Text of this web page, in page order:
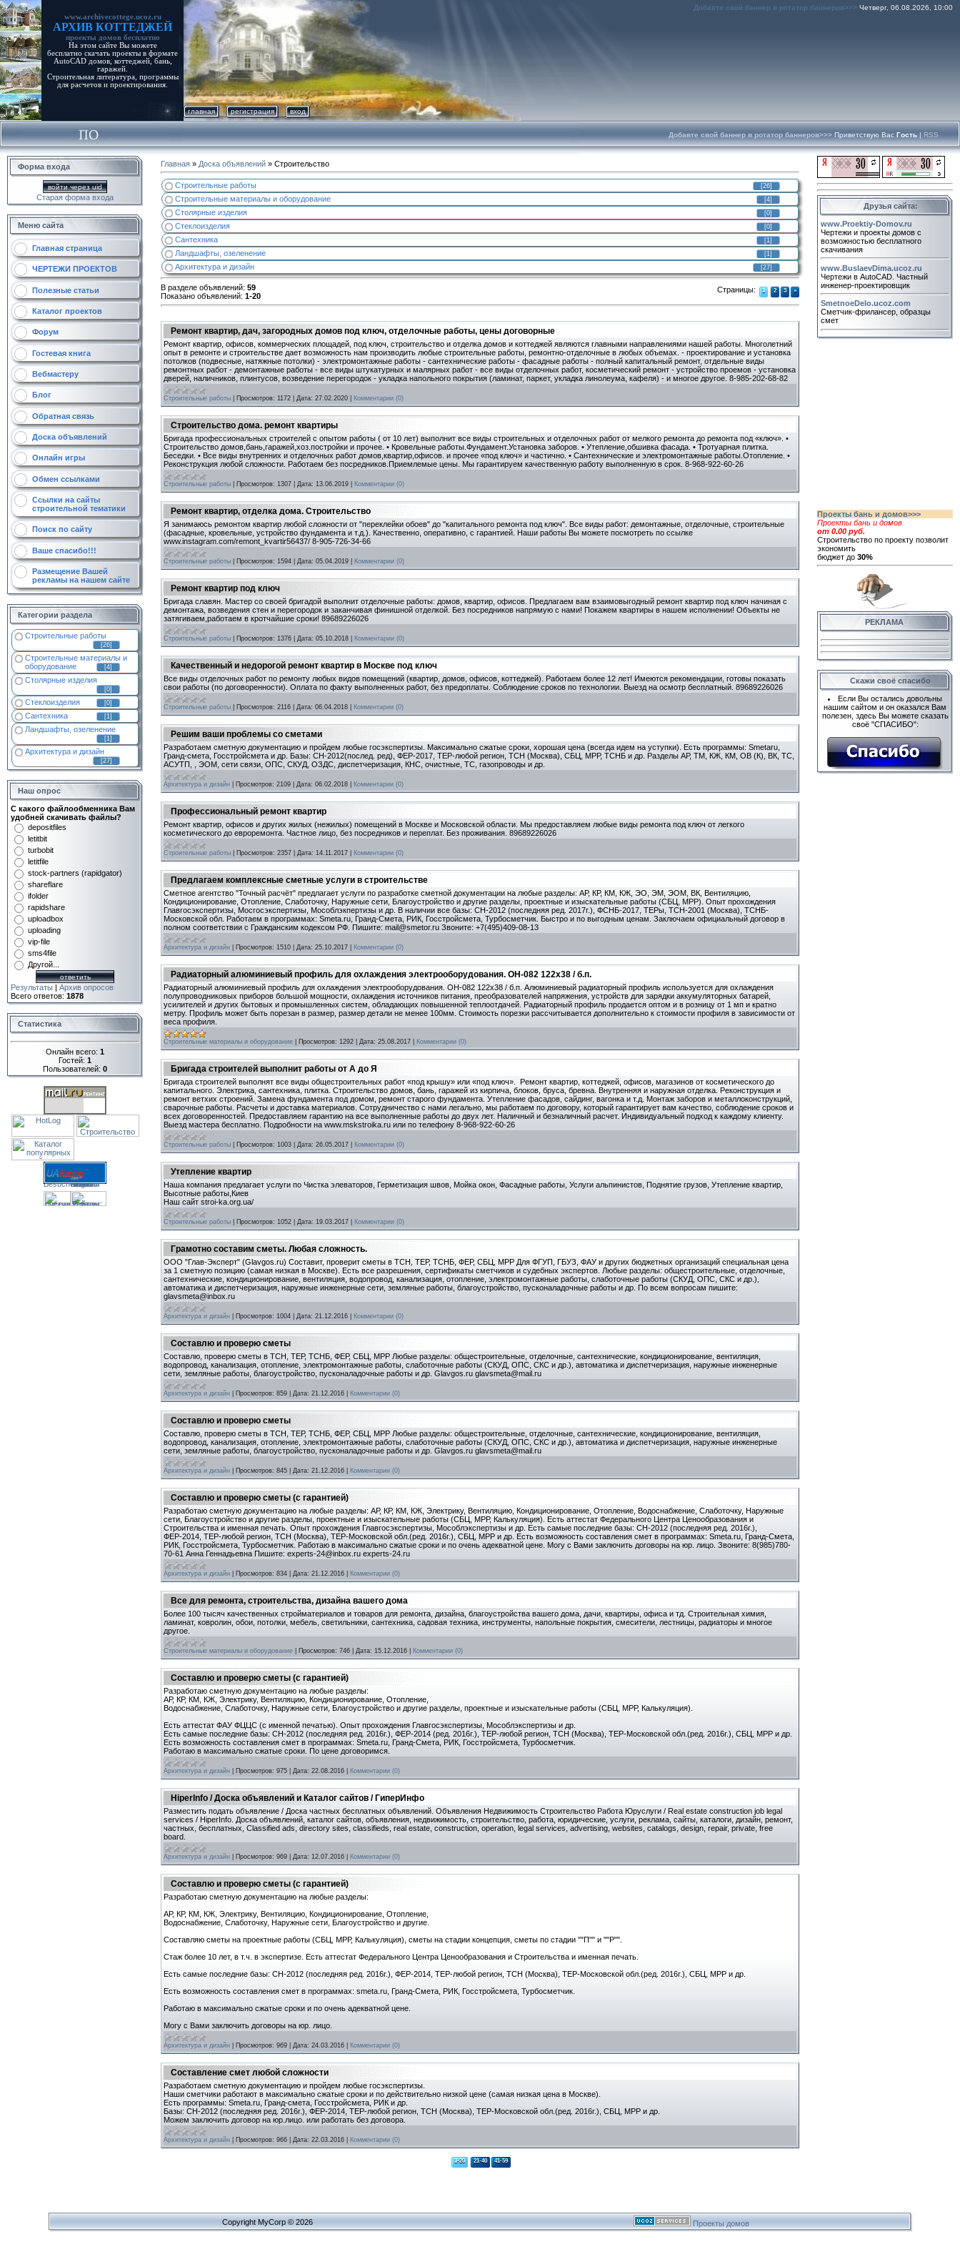
www.archivecottege.ucoz.ru
АРХИВ КОТТЕДЖЕЙ
проекты домов бесплатно
На этом сайте Вы можете
бесплатно скачать проекты в формате
AutoCAD домов, коттеджей, бань,
гаражей.
Строительная литература, программы
для расчетов и проектирования.
Добавте свой баннер в ротатор баннеров>>> Четверг, 06.08.2026, 10:00
главная регистрация вход
Добавте свой баннер в ротатор баннеров>>> Приветствую Вас Гость | RSS
Форма входа
войти через uid
Старая форма входа
Меню сайта
Главная страница
ЧЕРТЕЖИ ПРОЕКТОВ
Полезные статьи
Каталог проектов
Форум
Гостевая книга
Вебмастеру
Блог
Обратная связь
Доска объявлений
Онлайн игры
Обмен ссылками
Ссылки на сайты
строительной тематики
Поиск по сайту
Ваше спасибо!!!
Размещение Вашей
рекламы на нашем сайте
Категории раздела
Строительные работы
[26]
Строительные материалы и
оборудование
[4]
Столярные изделия
[0]
Стеклоизделия [0]
Сантехника [1]
Ландшафты, озеленение
[1]
Архитектура и дизайн
[27]
Наш опрос
С какого файлообменника Вам
удобней скачивать файлы?
depositfiles
letitbit
turbobit
letitfile
stock-partners (rapidgator)
shareflare
ifolder
rapidshare
uploadbox
uploading
vip-file
sms4file
Другой...
Результаты | Архив опросов
Всего ответов: 1878
Статистика
Онлайн всего: 1
Гостей: 1
Пользователей: 0
Главная » Доска объявлений » Строительство
Строительные работы [26]
Строительные материалы и оборудование [4]
Столярные изделия [0]
Стеклоизделия [0]
Сантехника [1]
Ландшафты, озеленение [1]
Архитектура и дизайн [27]
В разделе объявлений: 59
Показано объявлений: 1-20
Страницы: 1 2 3 »
Ремонт квартир, дач, загородных домов под ключ, отделочные работы, цены договорные
Ремонт квартир, офисов, коммерческих площадей, под ключ, строительство и отделка домов и коттеджей являются главными направлениями нашей работы. Многолетний
опыт в ремонте и строительстве дает возможность нам производить любые строительные работы, ремонтно-отделочные в любых объемах. - проектирование и установка
потолков (подвесные, натяжные потолки) - электромонтажные работы - сантехнические работы - фасадные работы - полный капитальный ремонт, отдельные виды
ремонтных работ - демонтажные работы - все виды штукатурных и малярных работ - все виды отделочных работ, косметический ремонт - устройство проемов - установка
дверей, наличников, плинтусов, возведение перегородок - укладка напольного покрытия (ламинат, паркет, укладка линолеума, кафеля) - и многое другое. 8-985-202-68-82
Строительные работы Просмотров: 1172 Дата: 27.02.2020 Комментарии (0)
Строительство дома. ремонт квартиры
Бригада профессиональных строителей с опытом работы ( от 10 лет) выполнит все виды строительных и отделочных работ от мелкого ремонта до ремонта под «ключ». •
Строительство домов,бань,гаражей,хоз.постройки и прочее. • Кровельные работы.Фундамент.Установка заборов. • Утепление,обшивка фасада. • Тротуарная плитка.
Беседки. • Все виды внутренних и отделочных работ домов,квартир,офисов. и прочее «под ключ» и частично. • Сантехнические и электромонтажные работы.Отопление. •
Реконструкция любой сложности. Работаем без посредников.Приемлемые цены. Мы гарантируем качественную работу выполненную в срок. 8-968-922-60-26
Строительные работы Просмотров: 1307 Дата: 13.06.2019 Комментарии (0)
Ремонт квартир, отделка дома. Строительство
Я занимаюсь ремонтом квартир любой сложности от "переклейки обоев" до "капитального ремонта под ключ". Все виды работ: демонтажные, отделочные, строительные
(фасадные, кровельные, устройство фундамента и т.д.). Качественно, оперативно, с гарантией. Наши работы Вы можете посмотреть по ссылке
www.instagram.com/remont_kvartir56437/ 8-905-726-34-66
Строительные работы Просмотров: 1594 Дата: 05.04.2019 Комментарии (0)
Ремонт квартир под ключ
Бригада славян. Мастер со своей бригадой выполнит отделочные работы: домов, квартир, офисов. Предлагаем вам взаимовыгодный ремонт квартир под ключ начиная с
демонтажа, возведения стен и перегородок и заканчивая финишной отделкой. Без посредников напрямую с нами! Покажем квартиры в нашем исполнении! Объекты не
затягиваем,работаем в кротчайшие сроки! 89689226026
Строительные работы Просмотров: 1376 Дата: 05.10.2018 Комментарии (0)
Качественный и недорогой ремонт квартир в Москве под ключ
Все виды отделочных работ по ремонту любых видов помещений (квартир, домов, офисов, коттеджей). Работаем более 12 лет! Имеются рекомендации, готовы показать
свои работы (по договоренности). Оплата по факту выполненных работ, без предоплаты. Соблюдение сроков по технологии. Выезд на осмотр бесплатный. 89689226026
Строительные работы Просмотров: 2116 Дата: 06.04.2018 Комментарии (0)
Решим ваши проблемы со сметами
Разработаем сметную документацию и пройдем любые госэкспертизы. Максимально сжатые сроки, хорошая цена (всегда идем на уступки). Есть программы: Smetaru,
Гранд-смета, Госстройсмета и др. Базы: СН-2012(послед. ред), ФЕР-2017, ТЕР-любой регион, ТСН (Москва), СБЦ, МРР, ТСНБ и др. Разделы АР, ТМ, КЖ, КМ, ОВ (К), ВК, ТС,
АСУТП, , ЭОМ, сети связи, ОПС, СКУД, ОЗДС, диспетчеризация, КНС, очистные, ТС, газопроводы и др.
Архитектура и дизайн Просмотров: 2109 Дата: 06.02.2018 Комментарии (0)
Профессиональный ремонт квартир
Ремонт квартир, офисов и других жилых (нежилых) помещений в Москве и Московской области. Мы предоставляем любые виды ремонта под ключ от легкого
косметического до евроремонта. Частное лицо, без посредников и переплат. Без проживания. 89689226026
Строительные работы Просмотров: 2357 Дата: 14.11.2017 Комментарии (0)
Предлагаем комплексные сметные услуги в строительстве
Сметное агентство "Точный расчёт" предлагает услуги по разработке сметной документации на любые разделы: АР, КР, КМ, КЖ, ЭО, ЭМ, ЭОМ, ВК, Вентиляцию,
Кондиционирование, Отопление, Слаботочку, Наружные сети, Благоустройство и другие разделы, проектные и изыскательные работы (СБЦ, МРР). Опыт прохождения
Главгосэкспертизы, Мосгосэкспертизы, Мособлэкпертизы и др. В наличии все базы: СН-2012 (последняя ред. 2017г.), ФСНБ-2017, ТЕРы, ТСН-2001 (Москва), ТСНБ-
Московской обл. Работаем в программах: Smeta.ru, Гранд-Смета, РИК, Госстройсмета, Турбосметчик. Быстро и по выгодным ценам. Заключаем официальный договор в
полном соответствии с Гражданским кодексом РФ. Пишите: mail@smetor.ru Звоните: +7(495)409-08-13
Архитектура и дизайн Просмотров: 1510 Дата: 25.10.2017 Комментарии (0)
Радиаторный алюминиевый профиль для охлаждения электрооборудования. ОН-082 122х38 / б.п.
Радиаторный алюминиевый профиль для охлаждения электрооборудования. ОН-082 122х38 / б.п. Алюминиевый радиаторный профиль используется для охлаждения
полупроводниковых приборов большой мощности, охлаждения источников питания, преобразователей напряжения, устройств для зарядки аккумуляторных батарей,
усилителей и других бытовых и промышленных систем, обладающих повышенной теплоотдачей. Радиаторный профиль продается оптом и в розницу от 1 мп и кратно
метру. Профиль может быть порезан в размер, размер детали не менее 100мм. Стоимость порезки рассчитывается дополнительно к стоимости профиля в зависимости от
веса профиля.
Строительные материалы и оборудование Просмотров: 1292 Дата: 25.08.2017 Комментарии (0)
Бригада строителей выполнит работы от А до Я
Бригада строителей выполнят все виды общестроительных работ «под крышу» или «под ключ». Ремонт квартир, коттеджей, офисов, магазинов от косметического до
капитального. Электрика, сантехника, плитка. Строительство домов, бань, гаражей из кирпича, блоков, бруса, бревна. Внутренняя и наружная отделка. Реконструкция и
ремонт ветхих строений. Замена фундамента под домом, ремонт старого фундамента. Утепление фасадов, сайдинг, вагонка и т.д. Монтаж заборов и металлоконструкций,
сварочные работы. Расчеты и доставка материалов. Сотрудничество с нами легально, мы работаем по договору, который гарантирует вам качество, соблюдение сроков и
всех договоренностей. Предоставляем гарантию на все выполненные работы до двух лет. Наличный и безналичный расчет. Индивидуальный подход к каждому клиенту.
Выезд мастера бесплатно. Подробности на www.mskstroika.ru или по телефону 8-968-922-60-26
Строительные работы Просмотров: 1003 Дата: 26.05.2017 Комментарии (0)
Утепление квартир
Наша компания предлагает услуги по Чистка элеваторов, Герметизация швов, Мойка окон, Фасадные работы, Услуги альпинистов, Поднятие грузов, Утепление квартир,
Высотные работы,Киев
Наш сайт stroi-ka.org.ua/
Строительные работы Просмотров: 1052 Дата: 19.03.2017 Комментарии (0)
Грамотно составим сметы. Любая сложность.
ООО "Глав-Эксперт" (Glavgos.ru) Составит, проверит сметы в ТСН, ТЕР, ТСНБ, ФЕР, СБЦ, МРР Для ФГУП, ГБУЗ, ФАУ и других бюджетных организаций специальная цена
за 1 сметную позицию (самая низкая в Москве). Есть все разрешения, сертификаты сметчиков и судебных экспертов. Любые разделы: общестроительные, отделочные,
сантехнические, кондиционирование, вентиляция, водопровод, канализация, отопление, электромонтажные работы, слаботочные работы (СКУД, ОПС, СКС и др.),
автоматика и диспетчеризация, наружные инженерные сети, земляные работы, благоустройство, пусконаладочные работы и др. По всем вопросам пишите:
glavsmeta@inbox.ru
Архитектура и дизайн Просмотров: 1004 Дата: 21.12.2016 Комментарии (0)
Составлю и проверю сметы
Составлю, проверю сметы в ТСН, ТЕР, ТСНБ, ФЕР, СБЦ, МРР Любые разделы: общестроительные, отделочные, сантехнические, кондиционирование, вентиляция,
водопровод, канализация, отопление, электромонтажные работы, слаботочные работы (СКУД, ОПС, СКС и др.), автоматика и диспетчеризация, наружные инженерные
сети, земляные работы, благоустройство, пусконаладочные работы и др. Glavgos.ru glavsmeta@mail.ru
Архитектура и дизайн Просмотров: 859 Дата: 21.12.2016 Комментарии (0)
Составлю и проверю сметы
Составлю, проверю сметы в ТСН, ТЕР, ТСНБ, ФЕР, СБЦ, МРР Любые разделы: общестроительные, отделочные, сантехнические, кондиционирование, вентиляция,
водопровод, канализация, отопление, электромонтажные работы, слаботочные работы (СКУД, ОПС, СКС и др.), автоматика и диспетчеризация, наружные инженерные
сети, земляные работы, благоустройство, пусконаладочные работы и др. Glavgos.ru glavsmeta@mail.ru
Архитектура и дизайн Просмотров: 845 Дата: 21.12.2016 Комментарии (0)
Составлю и проверю сметы (с гарантией)
Разработаю сметную документацию на любые разделы: АР, КР, КМ, КЖ, Электрику, Вентиляцию, Кондиционирование, Отопление, Водоснабжение, Слаботочку, Наружные
сети, Благоустройство и другие разделы, проектные и изыскательные работы (СБЦ, МРР, Калькуляция). Есть аттестат Федерального Центра Ценообразования и
Строительства и именная печать. Опыт прохождения Главгосэкспертизы, Мособлэкспертизы и др. Есть самые последние базы: СН-2012 (последняя ред. 2016г.),
ФЕР-2014, ТЕР-любой регион, ТСН (Москва), ТЕР-Московской обл.(ред. 2016г.), СБЦ, МРР и др. Есть возможность составления смет в программах: Smeta.ru, Гранд-Смета,
РИК, Госстройсмета, Турбосметчик. Работаю в максимально сжатые сроки и по очень адекватной цене. Могу с Вами заключить договоры на юр. лицо. Звоните: 8(985)780-
70-61 Анна Геннадьевна Пишите: experts-24@inbox.ru experts-24.ru
Архитектура и дизайн Просмотров: 834 Дата: 21.12.2016 Комментарии (0)
Все для ремонта, строительства, дизайна вашего дома
Более 100 тысяч качественных стройматериалов и товаров для ремонта, дизайна, благоустройства вашего дома, дачи, квартиры, офиса и тд. Строительная химия,
ламинат, ковролин, обои, потолки, мебель, светильники, сантехника, садовая техника, инструменты, напольные покрытия, смесители, лестницы, радиаторы и многое
другое.
Строительные материалы и оборудование Просмотров: 746 Дата: 15.12.2016 Комментарии (0)
Составлю и проверю сметы (с гарантией)
Разработаю сметную документацию на любые разделы:
АР, КР, КМ, КЖ, Электрику, Вентиляцию, Кондиционирование, Отопление,
Водоснабжение, Слаботочку, Наружные сети, Благоустройство и другие разделы, проектные и изыскательные работы (СБЦ, МРР, Калькуляция).
Есть аттестат ФАУ ФЦЦС (c именной печатью). Опыт прохождения Главгосэкспертизы, Мособлэкспертизы и др.
Есть самые последние базы: СН-2012 (последняя ред. 2016г.), ФЕР-2014 (ред. 2016г.), ТЕР-любой регион, ТСН (Москва), ТЕР-Московской обл.(ред. 2016г.), СБЦ, МРР и др.
Есть возможность составления смет в программах: Smeta.ru, Гранд-Смета, РИК, Госстройсмета, Турбосметчик.
Работаю в максимально сжатые сроки. По цене договоримся.
Архитектура и дизайн Просмотров: 975 Дата: 22.08.2016 Комментарии (0)
HiperInfo / Доска объявлений и Каталог сайтов / ГиперИнфо
Разместить подать объявление / Доска частных бесплатных объявлений. Объявления Недвижимость Строительство Работа Юруслуги / Real estate construction job legal
services / HiperInfo. Доска объявлений, каталог сайтов, объявления, недвижимость, строительство, работа, юридические, услуги, реклама, сайты, каталоги, дизайн, ремонт,
частных, бесплатных, Classified ads, directory sites, classifieds, real estate, construction, operation, legal services, advertising, websites, catalogs, design, repair, private, free
board.
Архитектура и дизайн Просмотров: 969 Дата: 12.07.2016 Комментарии (0)
Составлю и проверю сметы (с гарантией)
Разработаю сметную документацию на любые разделы:
АР, КР, КМ, КЖ, Электрику, Вентиляцию, Кондиционирование, Отопление,
Водоснабжение, Слаботочку, Наружные сети, Благоустройство и другие.
Составляю сметы на проектные работы (СБЦ, МРР, Калькуляция), сметы на стадии концепция, сметы по стадии ""П"" и ""Р"".
Стаж более 10 лет, в т.ч. в экспертизе. Есть аттестат Федерального Центра Ценообразования и Строительства и именная печать.
Есть самые последние базы: СН-2012 (последняя ред. 2016г.), ФЕР-2014, ТЕР-любой регион, ТСН (Москва), ТЕР-Московской обл.(ред. 2016г.), СБЦ, МРР и др.
Есть возможность составления смет в программах: smeta.ru, Гранд-Смета, РИК, Госстройсмета, Турбосметчик.
Работаю в максимально сжатые сроки и по очень адекватной цене.
Могу с Вами заключить договоры на юр. лицо.
Архитектура и дизайн Просмотров: 969 Дата: 24.03.2016 Комментарии (0)
Составление смет любой сложности
Разработаем сметную документацию и пройдем любые госэкспертизы.
Наши сметчики работают в максимально сжатые сроки и по действительно низкой цене (самая низкая цена в Москве).
Есть программы: Smeta.ru, Гранд-смета, Госстройсмета, РИК и др.
Базы: СН-2012 (последняя ред. 2016г.), ФЕР-2014, ТЕР-любой регион, ТСН (Москва), ТЕР-Московской обл.(ред. 2016г.), СБЦ, МРР и др.
Можем заключить договор на юр.лицо. или работать без договора.
Архитектура и дизайн Просмотров: 966 Дата: 22.03.2016 Комментарии (0)
1-20 21-40 41-59
Друзья сайта:
www.Proektiy-Domov.ru
Чертежи и проекты домов с
возможностью бесплатного
скачивания
www.BuslaevDima.ucoz.ru
Чертежи в AutoCAD. Частный
инженер-проектировщик
SmetnoeDelo.ucoz.com
Сметчик-фрилансер, образцы
смет
Проекты бань и домов>>>
Проекты бань и домов
от 0.00 руб.
Строительство по проекту позволит
экономить
бюджет до 30%
РЕКЛАМА
Скажи своё спасибо
Если Вы остались довольны
нашим сайтом и он оказался Вам
полезен, здесь Вы можете сказать
своё "СПАСИБО":
Copyright MyCorp © 2026 Проекты домов